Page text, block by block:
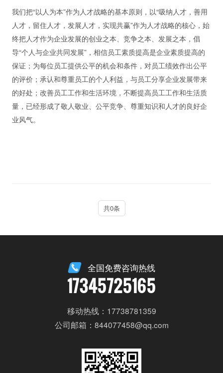
我们把“以人为本”作为人才战略的基本原则，以“吸纳人才，善用
人才，留住人才，发展人才，实现共赢”作为人才战略的核心，始
终把人才作为企业发展的创业之本、竞争之本、发展之本，倡
导“个人与企业共同发展”，相信员工素质提高是企业素质提高的
保证；为每位员工提供公平的机会和条件，对员工绩效作出公平
的评价；承认和尊重员工的个人利益，与员工分享企业发展带来
的好处；改善员工工作和生活环境，不断提高员工工作和生活质
量，已经形成了敬人敬业、公平竞争、尊重知识和人才的良好企
业风气。
共0条
全国免费咨询热线
17345725165
移动热线：17738781359
公司邮箱：844077458@qq.com